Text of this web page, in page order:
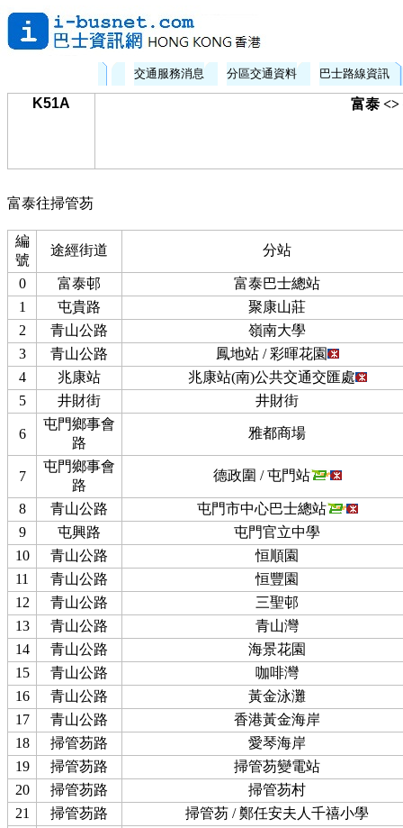
交通服務消息 分區交通資料 巴士路線資訊
K51A 富泰 <>
富泰往掃管芴
編
號
途經街道 分站
0 富泰邨
富泰巴士總站
1
屯貴路
聚康山莊
2
青山公路
嶺南大學
3
青山公路
鳳地站 / 彩暉花園
4
兆康站
兆康站(南)公共交通交匯處
5
井財街 井財街
6
屯門鄉事會
路
雅都商場
7
屯門鄉事會
路
德政圍 / 屯門站
8 青山公路
屯門市中心巴士總站
9
屯興路
屯門官立中學
10
青山公路
恒順園
11
青山公路
恒豐園
12
青山公路
三聖邨
13
青山公路
青山灣
14
青山公路
海景花園
15
青山公路
咖啡灣
16
青山公路
黃金泳灘
17
青山公路
香港黃金海岸
18
掃管芴路
愛琴海岸
19
掃管芴路
掃管芴變電站
20
掃管芴路
掃管芴村
21
掃管芴路
掃管芴 / 鄭任安夫人千禧小學